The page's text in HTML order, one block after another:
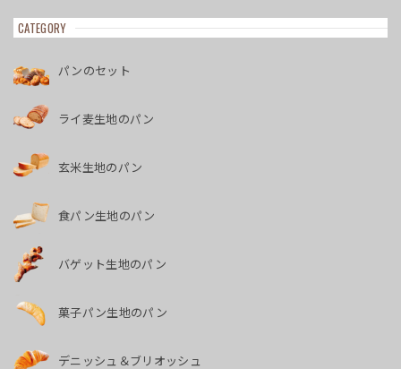
CATEGORY
パンのセット
ライ麦生地のパン
玄米生地のパン
食パン生地のパン
バゲット生地のパン
菓子パン生地のパン
デニッシュ＆ブリオッシュ